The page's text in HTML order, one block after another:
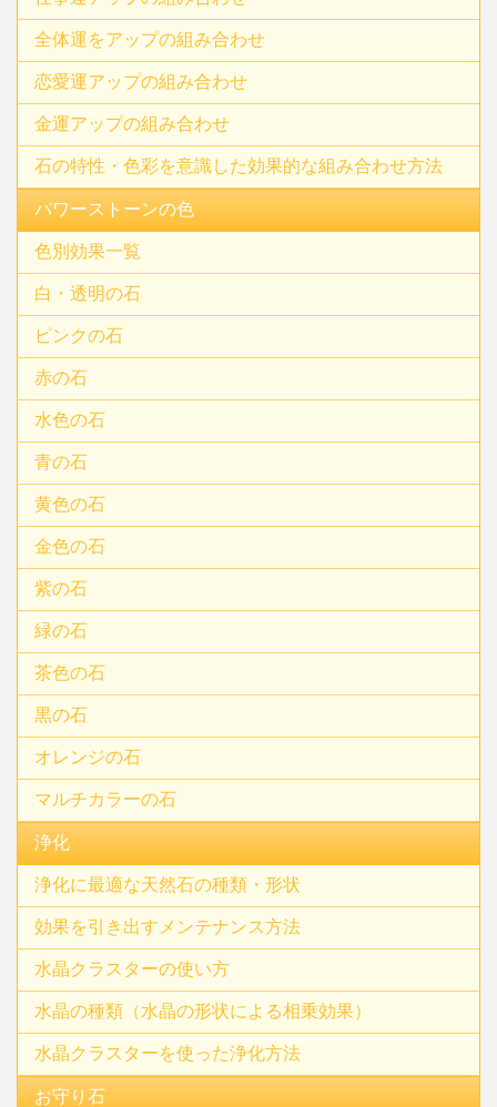
全体運をアップの組み合わせ
恋愛運アップの組み合わせ
金運アップの組み合わせ
石の特性・色彩を意識した効果的な組み合わせ方法
パワーストーンの色
色別効果一覧
白・透明の石
ピンクの石
赤の石
水色の石
青の石
黄色の石
金色の石
紫の石
緑の石
茶色の石
黒の石
オレンジの石
マルチカラーの石
浄化
浄化に最適な天然石の種類・形状
効果を引き出すメンテナンス方法
水晶クラスターの使い方
水晶の種類（水晶の形状による相乗効果）
水晶クラスターを使った浄化方法
お守り石